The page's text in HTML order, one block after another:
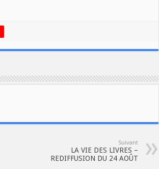
Suivant
LA VIE DES LIVRES –
REDIFFUSION DU 24 AOÛT